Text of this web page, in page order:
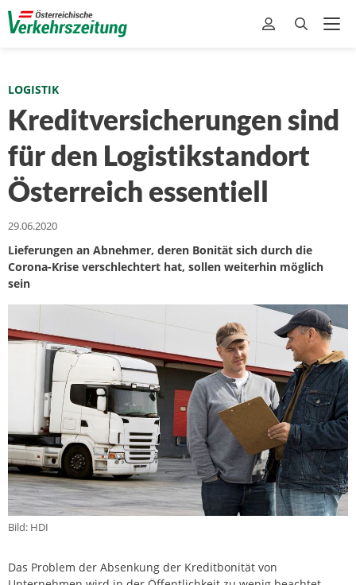
LOGISTIK
Kreditversicherungen sind
für den Logistikstandort
Österreich essentiell
29.06.2020
Lieferungen an Abnehmer, deren Bonität sich durch die
Corona-Krise verschlechtert hat, sollen weiterhin möglich
sein
Bild: HDI
Das Problem der Absenkung der Kreditbonität von